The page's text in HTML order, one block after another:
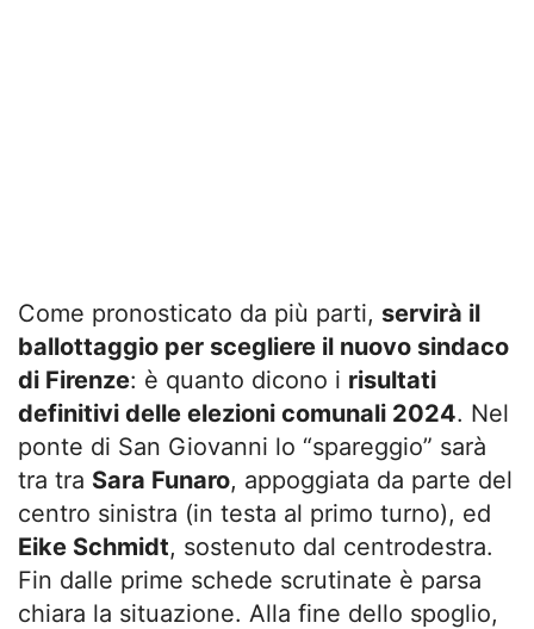
Come pronosticato da più parti, servirà il
ballottaggio per scegliere il nuovo sindaco
di Firenze: è quanto dicono i risultati
definitivi delle elezioni comunali 2024. Nel
ponte di San Giovanni lo “spareggio” sarà
tra tra Sara Funaro, appoggiata da parte del
centro sinistra (in testa al primo turno), ed
Eike Schmidt, sostenuto dal centrodestra.
Fin dalle prime schede scrutinate è parsa
chiara la situazione. Alla fine dello spoglio,